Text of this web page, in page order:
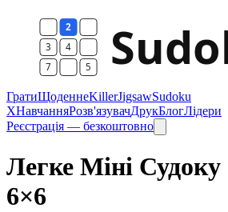
ГратиЩоденнеKillerJigsawSudoku
XНавчанняРозв'язувачДрукБлогЛідери
Реєстрація — безкоштовно
Легке Міні
6×6